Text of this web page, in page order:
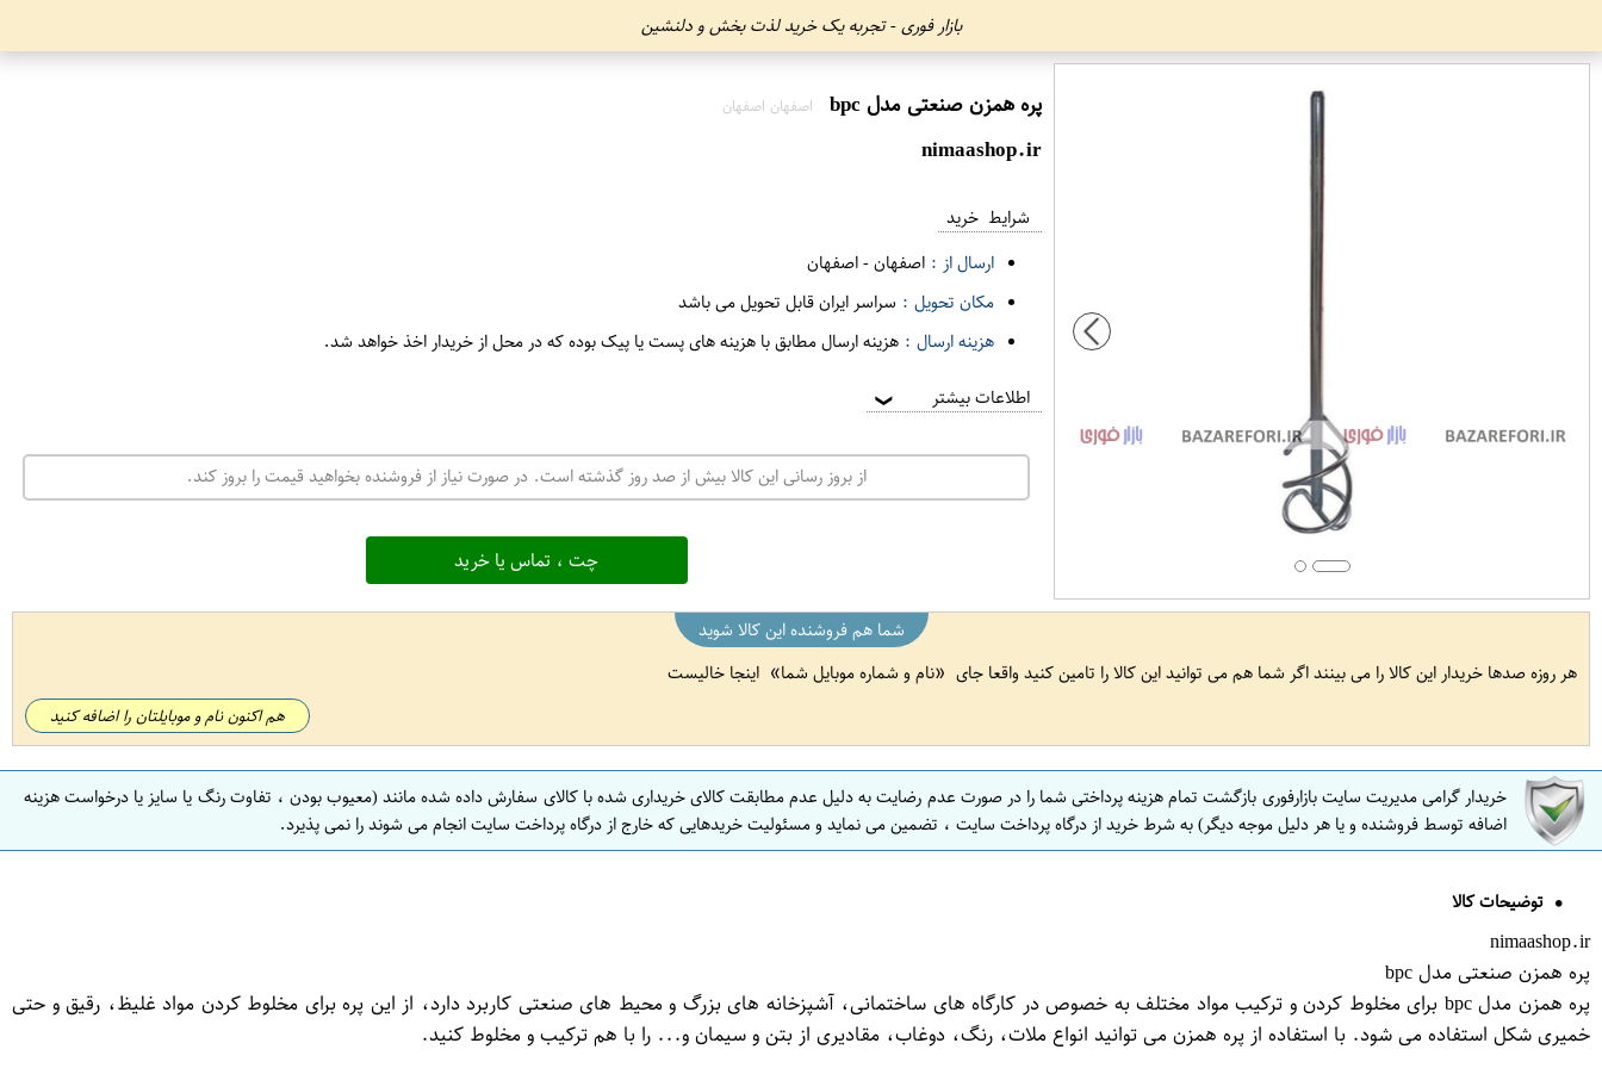
بازار فوری - تجربه یک خرید لذت بخش و دلنشین
پره همزن صنعتی مدل bpc اصفهان اصفهان
nimaashop.ir
شرایط خرید
ارسال از : اصفهان-اصفهان
مکان تحویل : سراسر ایران قابل تحویل می باشد
هزینه ارسال : هزینه ارسال مطابق با هزینه های پست یا پیک بوده که در محل از خریدار اخذ خواهد شد.
اطلاعات بیشتر ❯
از بروز رسانی این کالا بیش از صد روز گذشته است. در صورت نیاز از فروشنده بخواهید قیمت را بروز کند.
چت ، تماس یا خرید
شما هم فروشنده این کالا شوید
هر روزه صدها خریدار این کالا را می بینند اگر شما هم می توانید این کالا را تامین کنید واقعا جای
نام و شماره موبایل شما اینجا خالیست
هم اکنون نام و موبایلتان را اضافه کنید
خریدار گرامی مدیریت سایت بازارفوری بازگشت تمام هزینه پرداختی شما را در صورت عدم رضایت به دلیل عدم مطابقت کالای خریداری شده با کالای سفارش داده شده مانند (معیوب بودن ، تفاوت رنگ یا سایز یا درخواست هزینه
اضافه توسط فروشنده و یا هر دلیل موجه دیگر) به شرط خرید از درگاه پرداخت سایت ، تضمین می نماید و مسئولیت خریدهایی که خارج از درگاه پرداخت سایت انجام می شوند را نمی پذیرد.
توضیحات کالا
nimaashop.ir
پره همزن صنعتی مدل bpc
پره همزن مدل bpc برای مخلوط کردن و ترکیب مواد مختلف به خصوص در کارگاه های ساختمانی، آشپزخانه های بزرگ و محیط های صنعتی کاربرد دارد، از این پره برای مخلوط کردن مواد غلیظ، رقیق و حتی
خمیری شکل استفاده می شود. با استفاده از پره همزن می توانید انواع ملات، رنگ، دوغاب، مقادیری از بتن و سیمان و... را با هم ترکیب و مخلوط کنید.